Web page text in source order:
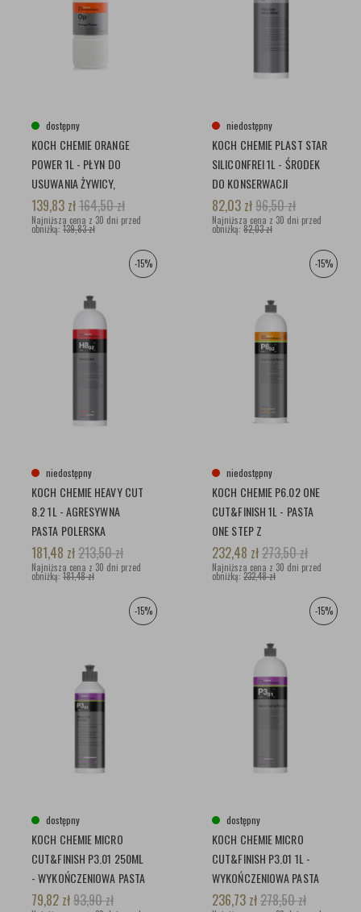
dostępny
KOCH CHEMIE ORANGE
POWER 1L - PŁYN DO
USUWANIA ŻYWICY,
SMOŁY, GUMY
139,83 zł164,50zł
Najniższa cena z 30 dni przed
obniżką: 139,83 zł
niedostępny
KOCH CHEMIE PLAST STAR
SILICONFREI 1L - ŚRODEK
DO KONSERWACJI
TWORZYW SZTUCZNYCH
82,03 zł96,50zł
Najniższa cena z 30 dni przed
obniżką: 82,03 zł
-15%
niedostępny
KOCH CHEMIE HEAVY CUT
8.2 1L - AGRESYWNA
PASTA POLERSKA
181,48 zł213,50zł
Najniższa cena z 30 dni przed
obniżką: 181,48 zł
-15%
niedostępny
KOCH CHEMIE P6.02 ONE
CUT&FINISH 1L - PASTA
ONE STEP Z
ZABEZPIECZENIEM
232,48 zł273,50zł
Najniższa cena z 30 dni przed
obniżką: 232,48 zł
-15%
dostępny
KOCH CHEMIE MICRO
CUT&FINISH P3.01 250ML
- WYKOŃCZENIOWA PASTA
POLERSKA Z DODATKIEM
79,82 zł93,90zł
-15%
dostępny
KOCH CHEMIE MICRO
CUT&FINISH P3.01 1L -
WYKOŃCZENIOWA PASTA
POLERSKA Z DODATKIEM
236,73 zł278,50zł